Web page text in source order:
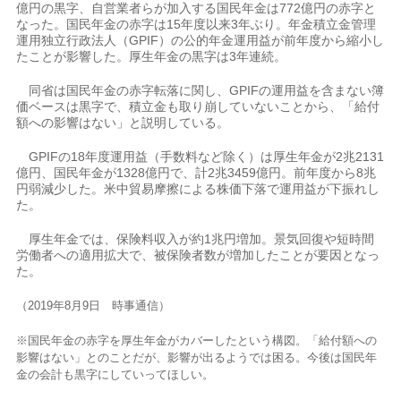
億円の黒字、自営業者らが加入する国民年金は772億円の赤字と
なった。国民年金の赤字は15年度以来3年ぶり。年金積立金管理
運用独立行政法人（GPIF）の公的年金運用益が前年度から縮小し
たことが影響した。厚生年金の黒字は3年連続。
同省は国民年金の赤字転落に関し、GPIFの運用益を含まない簿
価ベースは黒字で、積立金も取り崩していないことから、「給付
額への影響はない」と説明している。
GPIFの18年度運用益（手数料など除く）は厚生年金が2兆2131
億円、国民年金が1328億円で、計2兆3459億円。前年度から8兆
円弱減少した。米中貿易摩擦による株価下落で運用益が下振れし
た。
厚生年金では、保険料収入が約1兆円増加。景気回復や短時間
労働者への適用拡大で、被保険者数が増加したことが要因となっ
た。
（2019年8月9日 時事通信）
※国民年金の赤字を厚生年金がカバーしたという構図。「給付額への
影響はない」とのことだが、影響が出るようでは困る。今後は国民年
金の会計も黒字にしていってほしい。